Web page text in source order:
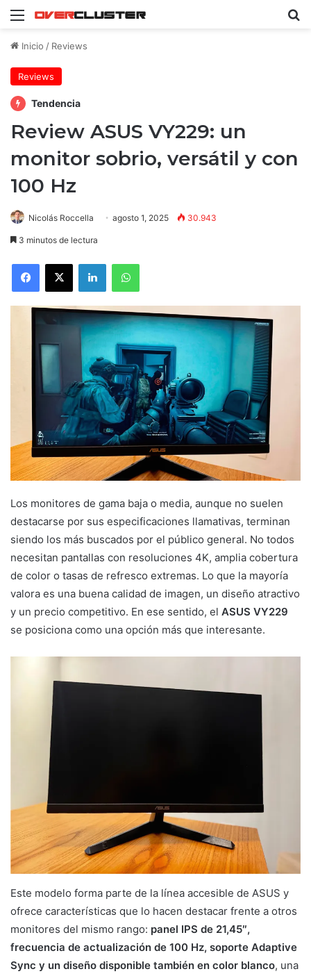
Menú
Inicio / Reviews
Reviews
Tendencia
Review ASUS VY229: un
monitor sobrio, versátil y con
100 Hz
Nicolás Roccella agosto 1, 2025 30.943
3 minutos de lectura
Facebook
X LinkedInWhatsApp
Los monitores de gama baja o media, aunque no suelen
destacarse por sus especificaciones llamativas, terminan
siendo los más buscados por el público general. No todos
necesitan pantallas con resoluciones 4K, amplia cobertura
de color o tasas de refresco extremas. Lo que la mayoría
valora es una buena calidad de imagen, un diseño atractivo
y un precio competitivo. En ese sentido, el ASUS VY229
se posiciona como una opción más que interesante.
Este modelo forma parte de la línea accesible de ASUS y
ofrece características que lo hacen destacar frente a otros
monitores del mismo rango: panel IPS de 21,45″,
frecuencia de actualización de 100 Hz, soporte Adaptive
Sync y un diseño disponible también en color blanco, una